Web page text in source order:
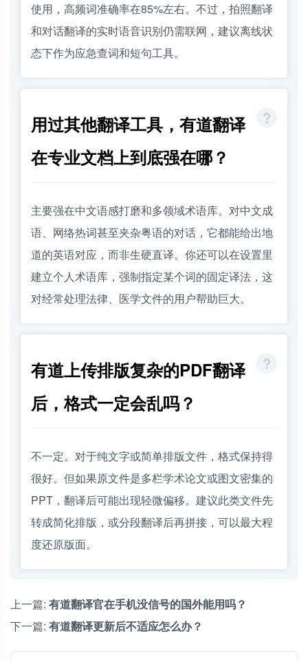
使用，高频词准确率在85%左右。不过，拍照翻译
和对话翻译的实时语音识别仍需联网，建议离线状
态下作为应急查词和短句工具。
用过其他翻译工具，有道翻译
在专业文档上到底强在哪？
主要强在中文语感打磨和多领域术语库。对中文成
语、网络热词甚至夹杂粤语的对话，它都能给出地
道的英语对应，而非生硬直译。你还可以在设置里
建立个人术语库，强制指定某个词的固定译法，这
对经常处理法律、医学文件的用户帮助巨大。
有道上传排版复杂的PDF翻译
后，格式一定会乱吗？
不一定。对于纯文字或简单排版文件，格式保持得
很好。但如果原文件是多栏学术论文或图文密集的
PPT，翻译后可能出现轻微偏移。建议此类文件先
转成简化排版，或分段翻译后再拼接，可以最大程
度还原版面。
上一篇: 有道翻译官在手机没信号的国外能用吗？
下一篇: 有道翻译更新后不适应怎么办？